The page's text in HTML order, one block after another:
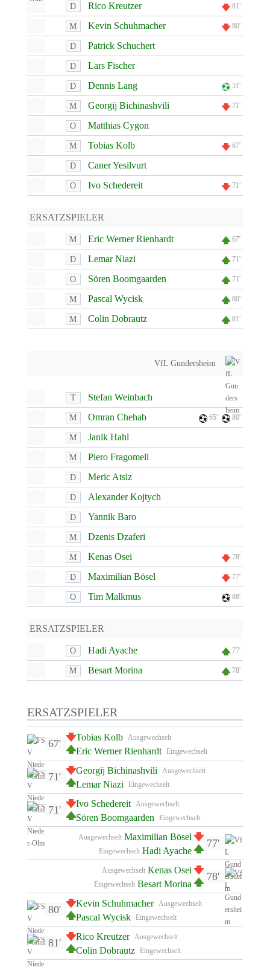
D Rico Kreutzer 81'
M Kevin Schuhmacher 80'
D Patrick Schuchert
D Lars Fischer
D Dennis Lang 51'
M Georgij Bichinashvili 71'
O Matthias Cygon
M Tobias Kolb 67'
D Caner Yesilvurt
O Ivo Schedereit 71'
ERSATZSPIELER
M Eric Werner Rienhardt 67'
D Lemar Niazi 71'
O Sören Boomgaarden 71'
M Pascal Wycisk 80'
M Colin Dobrautz 81'
VfL Gundersheim
T Stefan Weinbach
M Omran Chehab 65' 80'
M Janik Hahl
M Piero Fragomeli
D Meric Atsiz
D Alexander Kojtych
D Yannik Baro
M Dzenis Dzaferi
M Kenas Osei 78'
D Maximilian Bösel 77'
O Tim Malkmus 88'
ERSATZSPIELER
O Hadi Ayache 77'
M Besart Morina 78'
ERSATZSPIELER
Ausgewechselt
Tobias Kolb
Eingewechselt
Eric Werner Rienhardt
67'
Ausgewechselt
Georgij Bichinashvili
Eingewechselt
Lemar Niazi
71'
Ausgewechselt
Ivo Schedereit
Eingewechselt
Sören Boomgaarden
71'
77'
Ausgewechselt Maximilian Bösel
Eingewechselt Hadi Ayache
78'
Ausgewechselt Kenas Osei
Eingewechselt Besart Morina
Ausgewechselt
Kevin Schuhmacher
Eingewechselt
Pascal Wycisk
80'
Ausgewechselt
Rico Kreutzer
Eingewechselt
Colin Dobrautz
81'